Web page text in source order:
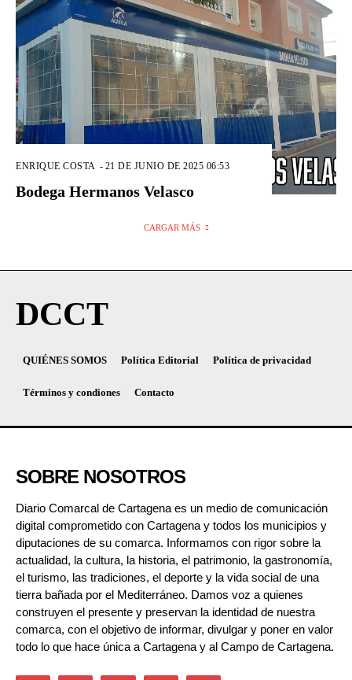
ENRIQUE COSTA - 21 DE JUNIO DE 2025 06:53
Bodega Hermanos Velasco
CARGAR MÁS
DCCT
QUIÉNES SOMOS Política Editorial Política de privacidad
Términos y condiones Contacto
SOBRE NOSOTROS
Diario Comarcal de Cartagena es un medio de comunicación
digital comprometido con Cartagena y todos los municipios y
diputaciones de su comarca. Informamos con rigor sobre la
actualidad, la cultura, la historia, el patrimonio, la gastronomía,
el turismo, las tradiciones, el deporte y la vida social de una
tierra bañada por el Mediterráneo. Damos voz a quienes
construyen el presente y preservan la identidad de nuestra
comarca, con el objetivo de informar, divulgar y poner en valor
todo lo que hace única a Cartagena y al Campo de Cartagena.